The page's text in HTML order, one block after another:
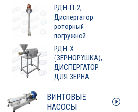
РДН-П-2,
Диспергатор
роторный
погружной
РДН-Х
(ЗЕРНОРУШКА),
ДИСПЕРГАТОР
ДЛЯ ЗЕРНА
ВИНТОВЫЕ
НАСОСЫ